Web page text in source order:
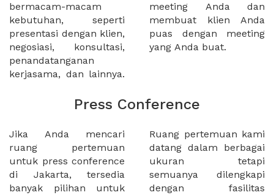
bermacam-macam
kebutuhan, seperti
presentasi dengan klien,
negosiasi, konsultasi,
penandatanganan
kerjasama, dan lainnya.
meeting Anda dan
membuat klien Anda
puas dengan meeting
yang Anda buat.
Press Conference
Jika Anda mencari
ruang pertemuan
untuk press conference
di Jakarta, tersedia
banyak pilihan untuk
Ruang pertemuan kami
datang dalam berbagai
ukuran tetapi
semuanya dilengkapi
dengan fasilitas